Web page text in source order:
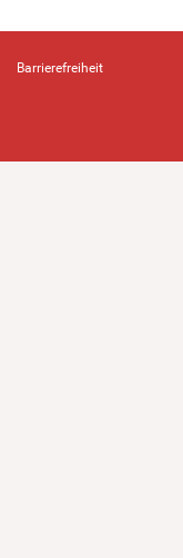
Barrierefreiheit